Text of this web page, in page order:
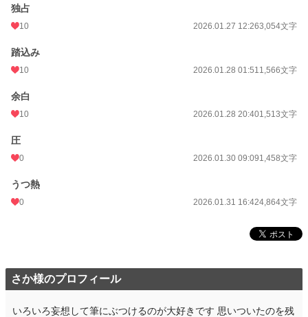
週間ポイント
月間ポイント
年間ポイント
独占
10 2026.01.27 12:263,054文字
踏込み
10 2026.01.28 01:511,566文字
余白
10 2026.01.28 20:401,513文字
圧
0 2026.01.30 09:091,458文字
うつ熱
0 2026.01.31 16:424,864文字
さか様のプロフィール
いろいろ妄想して筆にぶつけるのが大好きです 思いついたのを残